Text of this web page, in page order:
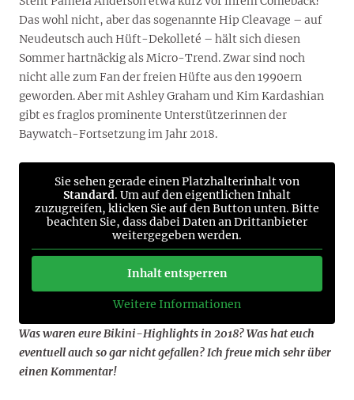
Das wohl nicht, aber das sogenannte Hip Cleavage – auf
Neudeutsch auch Hüft-Dekolleté – hält sich diesen
Sommer hartnäckig als Micro-Trend. Zwar sind noch
nicht alle zum Fan der freien Hüfte aus den 1990ern
geworden. Aber mit Ashley Graham und Kim Kardashian
gibt es fraglos prominente Unterstützerinnen der
Baywatch-Fortsetzung im Jahr 2018.
Sie sehen gerade einen Platzhalterinhalt von
Standard. Um auf den eigentlichen Inhalt
zuzugreifen, klicken Sie auf den Button unten. Bitte
beachten Sie, dass dabei Daten an Drittanbieter
weitergegeben werden.
Inhalt entsperren
Weitere Informationen
Was waren eure Bikini-Highlights in 2018? Was hat euch
eventuell auch so gar nicht gefallen? Ich freue mich sehr über
einen Kommentar!